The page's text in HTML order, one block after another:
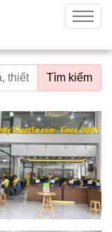
Menu
Tìm kiếm